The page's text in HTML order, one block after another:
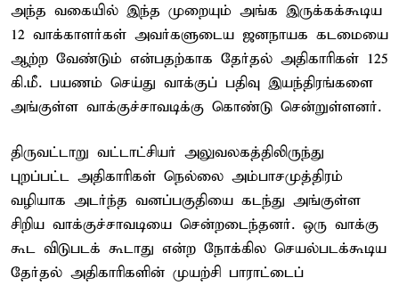
அந்த வகையில் இந்த முறையும் அங்க இருக்கக்கூடிய
12 வாக்காளர்கள் அவர்களுடைய ஜனநாயக கடமையை
ஆற்ற வேண்டும் என்பதற்காக தேர்தல் அதிகாரிகள் 125
கி.மீ. பயணம் செய்து வாக்குப் பதிவு இயந்திரங்களை
அங்குள்ள வாக்குச்சாவடிக்கு கொண்டு சென்றுள்ளனர்.
திருவட்டாறு வட்டாட்சியர் அலுவலகத்திலிருந்து
புறப்பட்ட அதிகாரிகள் நெல்லை அம்பாசமுத்திரம்
வழியாக அடர்ந்த வனப்பகுதியை கடந்து அங்குள்ள
சிறிய வாக்குச்சாவடியை சென்றடைந்தனர். ஒரு வாக்கு
கூட விடுபடக் கூடாது என்ற நோக்கில செயல்படக்கூடிய
தேர்தல் அதிகாரிகளின் முயற்சி பாராட்டைப்